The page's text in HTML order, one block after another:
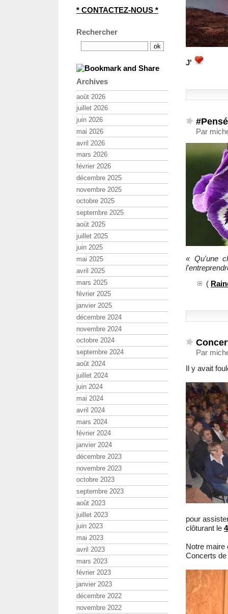
J'
Par
« Qu'une
(
Par
Il y avait
pour
clôturant le
Notre maire
Concerts
* CONTACTEZ-NOUS *
Rechercher
Archives
août 2026
juillet 2026
juin 2026
mai 2026
avril 2026
mars 2026
février 2026
décembre 2025
novembre 2025
octobre 2025
septembre 2025
août 2025
juillet 2025
juin 2025
mai 2025
avril 2025
mars 2025
février 2025
janvier 2025
décembre 2024
novembre 2024
octobre 2024
septembre 2024
août 2024
juillet 2024
juin 2024
mai 2024
avril 2024
mars 2024
février 2024
janvier 2024
décembre 2023
novembre 2023
octobre 2023
septembre 2023
août 2023
juillet 2023
juin 2023
mai 2023
avril 2023
mars 2023
février 2023
janvier 2023
décembre 2022
novembre 2022